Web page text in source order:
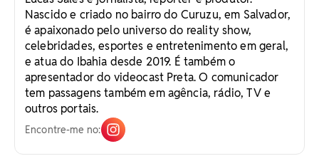
Nascido e criado no bairro do Curuzu, em Salvador,
é apaixonado pelo universo do reality show,
celebridades, esportes e entretenimento em geral,
e atua do Ibahia desde 2019. É também o
apresentador do videocast Preta. O comunicador
tem passagens também em agência, rádio, TV e
outros portais.
Encontre-me no: